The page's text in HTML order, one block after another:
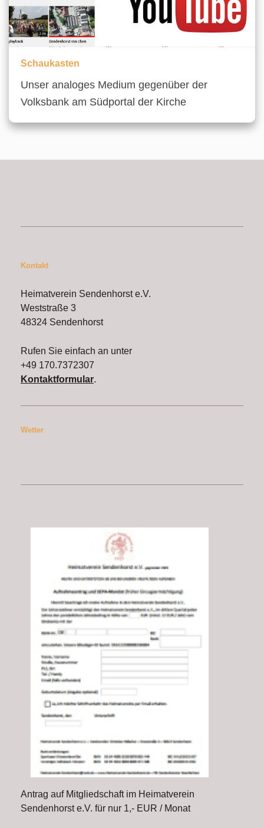
Schaukasten
Unser analoges Medium gegenüber der
Volksbank am Südportal der Kirche
Kontakt
Heimatverein Sendenhorst e.V.
Weststraße 3
48324 Sendenhorst
Rufen Sie einfach an unter
+49 170.7372307
Kontaktformular.
Wetter
Antrag auf Mitgliedschaft im Heimatverein
Sendenhorst e.V. für nur 1,- EUR / Monat